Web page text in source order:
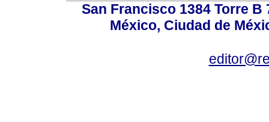
San Francisco 1384 Torre
México, Ciudad de